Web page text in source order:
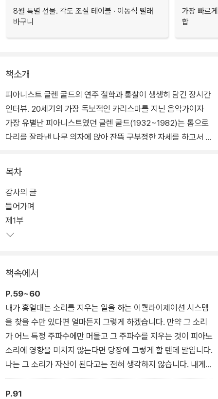
8월 특별 선물. 각도 조절 테이블 · 이동식 빨래
바구니
가장 빠르
합
책소개
피아니스트 글렌 굴드의 연주 철학과 통찰이 생생히 담긴 장시간
인터뷰. 20세기의 가장 독보적인 카리스마를 지닌 음악가이자
가장 유별난 피아니스트였던 글렌 굴드(1932~1982)는 톱으로
다리를 잘라낸 나무 의자에 앉아 잔뜩 구부정한 자세를 하고서 날
해석해냈다. 음악적 재능뿐만 아니라 괴짜 같은 행동으로도 이름
을 얻은 굴드는 연주 도중 흥얼대는 소리를 내거나 구겨진 연미복
차림으로 무대에 오르곤 했다.
『워싱턴 포스트』로부터 “이상적인 인터뷰어”라는 찬사를 받기도
한 작가 조너선 콧은 굴드가 인터뷰를 허락한 극소수의 사람 가운
으로 평가받고 있다.
목차
감사의 글
들어가며
제1부
책속에서
P.59~60
내가 흥얼대는 소리를 지우는 일을 하는 이퀄라이제이션 시스템
을 찾을 수만 있다면 얼마든지 그렇게 하겠습니다. 만약 그 소리
가 어느 특정 주파수에만 머물고 그 주파수를 지우는 것이 피아노
소리에 영향을 미치지 않는다면 당장에 그렇게 할 텐데 말입니다.
나는 그 소리가 자산이 된다고는 전혀 생각하지 않습니다. 내게
그 소리는 늘 내 곁에 머물러온 불가피한 그 무엇일 뿐입니다. 사
실 내 어린 시절부터 사람들은 최근 내가 발매한 음반에 대해 하
P.91